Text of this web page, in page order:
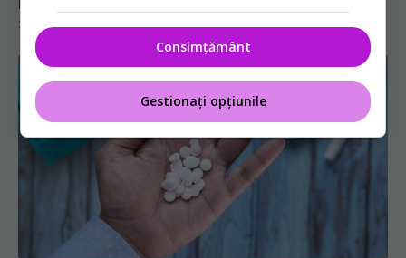
Teizeild, primul tratament care încetinește
progresia diabetului de tip 1 în UE
Consimțământ
Gestionați opțiunile